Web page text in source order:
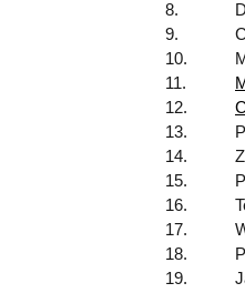
8.
9.
10.
11.
12.
13.
14.
15.
16.
17.
18.
19.